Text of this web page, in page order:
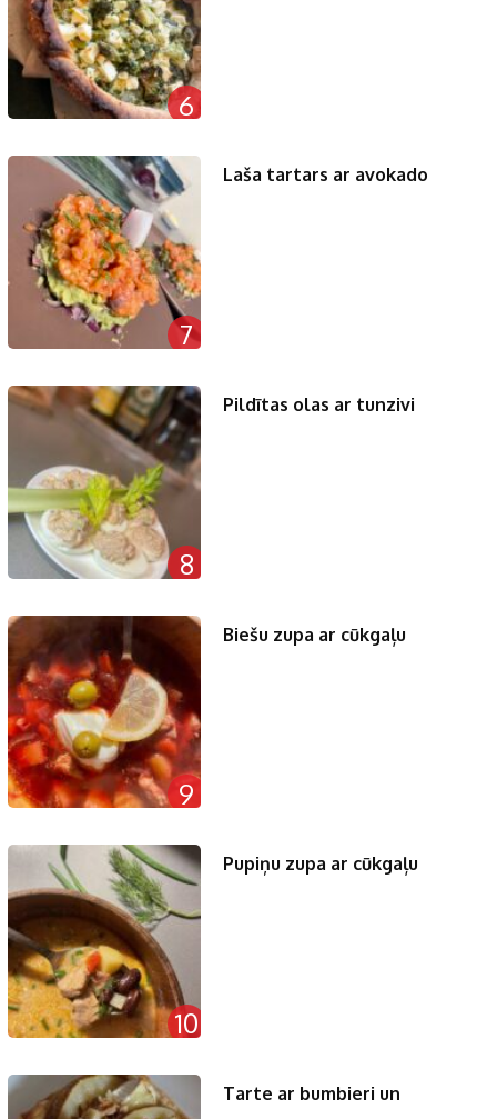
6
7
Laša tartars ar avokado
8
Pildītas olas ar tunzivi
9
Biešu zupa ar cūkgaļu
10
Pupiņu zupa ar cūkgaļu
Tarte ar bumbieri un